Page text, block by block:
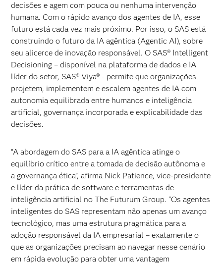
decisões e agem com pouca ou nenhuma intervenção
humana. Com o rápido avanço dos agentes de IA, esse
futuro está cada vez mais próximo. Por isso, o SAS está
construindo o futuro da IA agêntica (Agentic AI), sobre
seu alicerce de inovação responsável. O SAS® Intelligent
Decisioning – disponível na plataforma de dados e IA
líder do setor, SAS® Viya® - permite que organizações
projetem, implementem e escalem agentes de IA com
autonomia equilibrada entre humanos e inteligência
artificial, governança incorporada e explicabilidade das
decisões.
“A abordagem do SAS para a IA agêntica atinge o
equilíbrio crítico entre a tomada de decisão autônoma e
a governança ética”, afirma Nick Patience, vice-presidente
e líder da prática de software e ferramentas de
inteligência artificial no The Futurum Group. “Os agentes
inteligentes do SAS representam não apenas um avanço
tecnológico, mas uma estrutura pragmática para a
adoção responsável da IA empresarial – exatamente o
que as organizações precisam ao navegar nesse cenário
em rápida evolução para obter uma vantagem